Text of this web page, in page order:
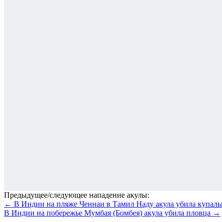
Предыдущее/следующее нападение акулы:
← В Индии на пляже Ченнаи в Тамил Наду акула убила
В Индии на побережье Мумбая (Бомбея) акула убила пловца →